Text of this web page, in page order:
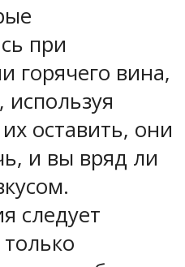
при
горячего вина,
оставить, они
и вы вряд ли
следует